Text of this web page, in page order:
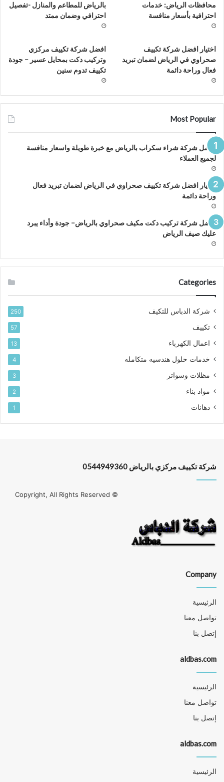
محافظات الرياض: خدمات
احترافية بأسعار منافسة
بالرياض للمطاعم والمنازل -تفصيل
احترافي وضمان ممتد
اختيار افضل شركة تكييف
صحراوي في الرياض لضمان تبريد
فعال وراحة دائمة
افضل شركة تكييف مركزي
وتركيب دكت بمحايل عسير – جودة
تكييف تدوم سنين
Most Popular
افضل شركة شراء سكراب بالرياض مع خبرة طويلة واسعار منافسة
لجميع العملاء
اختيار افضل شركة تكييف صحراوي في الرياض لضمان تبريد فعال
وراحة دائمة
افضل شركة تركيب دكت مكيف صحراوي بالرياض– جودة وأداء يبرد
عليك صيف الرياض
Categories
شركة الدباس للتكيف 250
تكييف 57
اعمال الكهرباء 13
خدمات حلول هندسيه متكامله 4
مظلات وسواتر 3
مواد بناء 2
دهانات 1
شركة تكييف مركزي بالرياض 0544949360
© Copyright, All Rights Reserved
Company
الرئيسية
تواصل معنا
إتصل بنا
aldbas.com
الرئيسية
تواصل معنا
إتصل بنا
aldbas.com
الرئيسية